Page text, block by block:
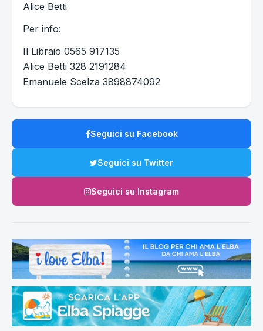
Alice Betti
Per info:
Il Libraio 0565 917135
Alice Betti 328 2191284
Emanuele Scelza 3898874092
Seguici su Facebook
Seguici su Twitter
Seguici su Instagram